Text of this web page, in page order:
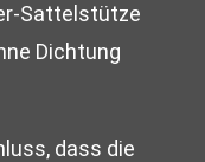
Sattelstütze
Dichtung
dass die